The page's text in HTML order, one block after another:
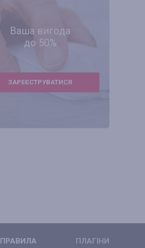
Ваша вигода
до 50%
ЗАРЕЄСТРУВАТИСЯ
ПРАВИЛА ПЛАГІНИ